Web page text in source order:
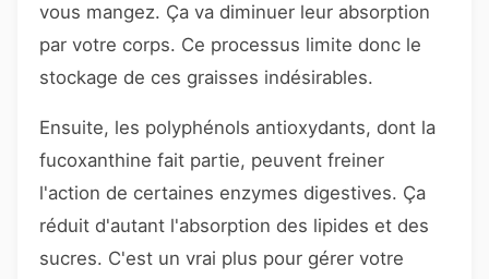
vous mangez. Ça va diminuer leur absorption
par votre corps. Ce processus limite donc le
stockage de ces graisses indésirables.
Ensuite, les polyphénols antioxydants, dont la
fucoxanthine fait partie, peuvent freiner
l'action de certaines enzymes digestives. Ça
réduit d'autant l'absorption des lipides et des
sucres. C'est un vrai plus pour gérer votre